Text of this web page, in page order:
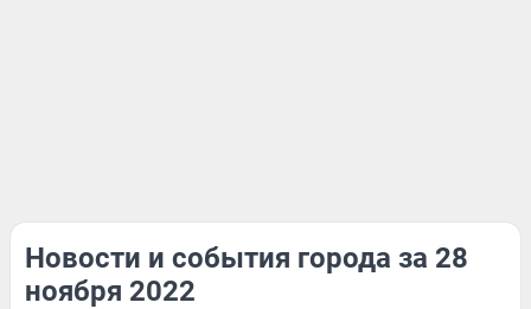
Новости и события города за 28
ноября 2022